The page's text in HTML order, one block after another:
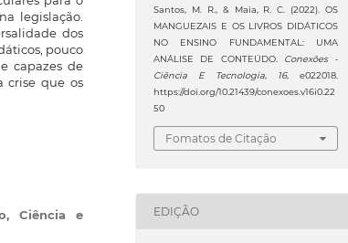
legislação.
dos
pouco
capazes de
crise que os
Ciência e
Santos, M. R., & Maia, R. C. (2022). OS
MANGUEZAIS E OS LIVROS DIDÁTICOS
NO ENSINO FUNDAMENTAL: UMA
ANÁLISE DE CONTEÚDO. Conexões -
Ciência E Tecnologia, 16, e022018.
https://doi.org/10.21439/conexoes.v16i0.22
50
Fomatos de Citação
EDIÇÃO